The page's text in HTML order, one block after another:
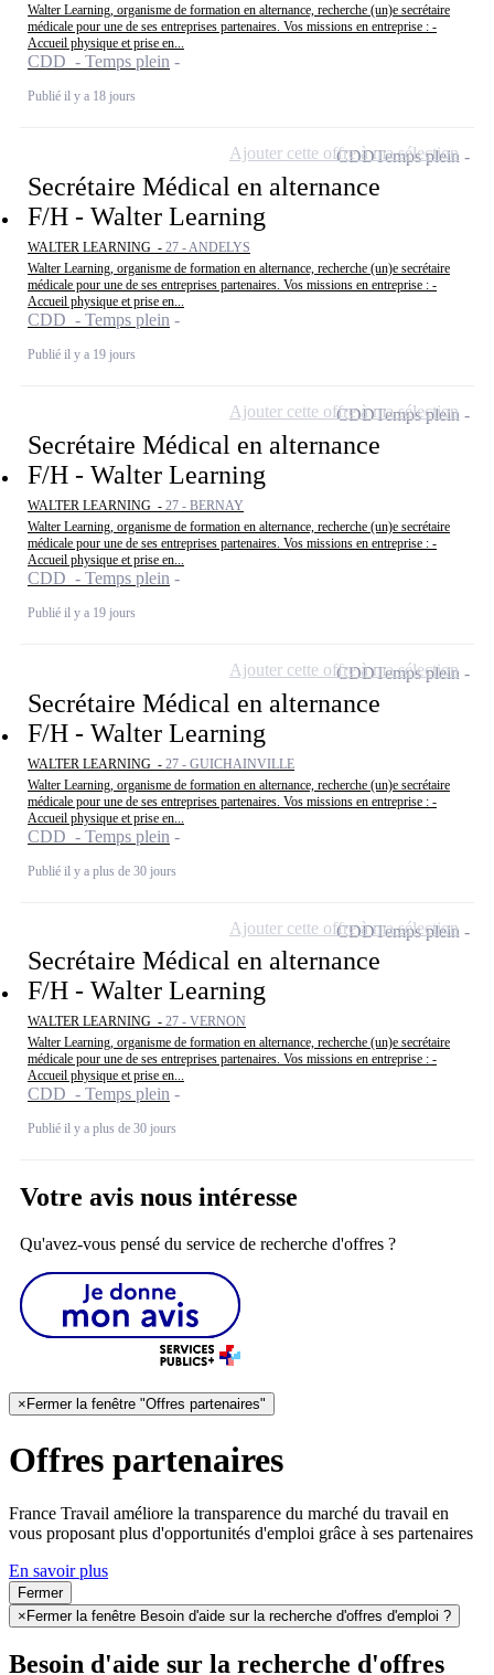
Walter Learning, organisme de formation en alternance, recherche (un)e secrétaire
médicale pour une de ses entreprises partenaires. Vos missions en entreprise : -
Accueil physique et prise en...
CDD - Temps plein
Publié il y a 18 jours
Secrétaire Médical en alternance
F/H - Walter Learning
WALTER LEARNING - 27 - ANDELYS
Walter Learning, organisme de formation en alternance, recherche (un)e secrétaire
médicale pour une de ses entreprises partenaires. Vos missions en entreprise : -
Accueil physique et prise en...
CDD - Temps plein
Publié il y a 19 jours
CDDTemps plein
Ajouter cette offre à ma sélection
Secrétaire Médical en alternance
F/H - Walter Learning
WALTER LEARNING - 27 - BERNAY
Walter Learning, organisme de formation en alternance, recherche (un)e secrétaire
médicale pour une de ses entreprises partenaires. Vos missions en entreprise : -
Accueil physique et prise en...
CDD - Temps plein
Publié il y a 19 jours
CDDTemps plein
Ajouter cette offre à ma sélection
Secrétaire Médical en alternance
F/H - Walter Learning
WALTER LEARNING - 27 - GUICHAINVILLE
Walter Learning, organisme de formation en alternance, recherche (un)e secrétaire
médicale pour une de ses entreprises partenaires. Vos missions en entreprise : -
Accueil physique et prise en...
CDD - Temps plein
Publié il y a plus de 30 jours
CDDTemps plein
Ajouter cette offre à ma sélection
Secrétaire Médical en alternance
F/H - Walter Learning
WALTER LEARNING - 27 - VERNON
Walter Learning, organisme de formation en alternance, recherche (un)e secrétaire
médicale pour une de ses entreprises partenaires. Vos missions en entreprise : -
Accueil physique et prise en...
CDD - Temps plein
Publié il y a plus de 30 jours
CDDTemps plein
Ajouter cette offre à ma sélection
Votre avis nous intéresse
Qu'avez-vous pensé du service de recherche d'offres ?
× Fermer la fenêtre "Offres partenaires"
Offres partenaires
France Travail améliore la transparence du marché du travail en
vous proposant plus d'opportunités d'emploi grâce à ses partenaires
En savoir plus
Fermer
× Fermer la fenêtre Besoin d'aide sur la recherche d'offres d'emploi ?
Besoin d'aide sur la recherche d'offres